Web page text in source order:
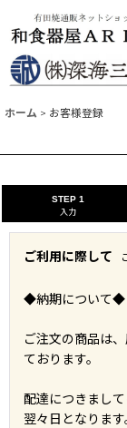
ホーム > お客様登録
STEP 1
入力
ご利用に際して
◆納期について◆
ご注文の商品は
ております。
配達につきまし
翌々日となりま